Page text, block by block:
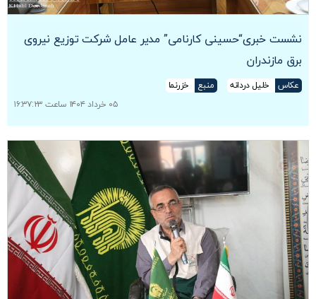
نشست خبری“حسینی کارنامی” مدیر عامل شرکت توزیع نیروی
برق مازندران
عکاس خلیل دردانه منبع
خزرنما
۰۵ خرداد ۱۴۰۴ ساعت ۱۶:۳۷:۲۳